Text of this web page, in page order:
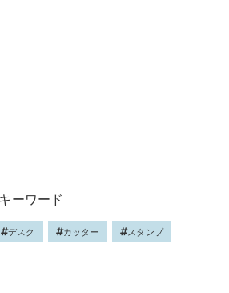
ーワード
デスク カッター スタンプ